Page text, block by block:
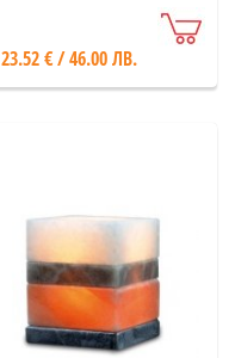
23.52 € / 46.00 ЛВ.